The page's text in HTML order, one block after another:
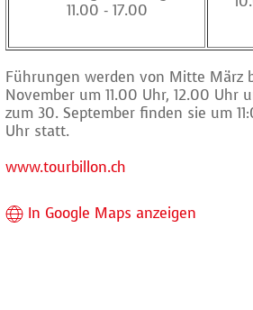
11.00 - 17.00
Führungen werden von Mitte März
November um 11.00 Uhr, 12.00 Uhr
zum 30. September finden sie um
Uhr statt.
www.tourbillon.ch
In Google Maps anzeigen